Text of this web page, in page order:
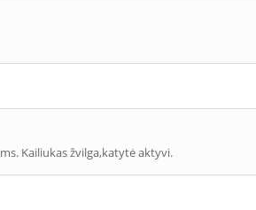
Kailiukas žvilga,katytė aktyvi.